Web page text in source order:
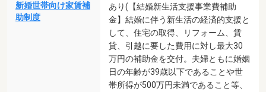
新婚世帯向け家賃補
助制度
あり(【結婚新生活支援事業費補助
金】結婚に伴う新生活の経済的支援と
して、住宅の取得、リフォーム、賃
貸、引越に要した費用に対し最大30
万円の補助金を交付。夫婦ともに婚姻
日の年齢が39歳以下であることや世
帯所得が500万円未満であること等、